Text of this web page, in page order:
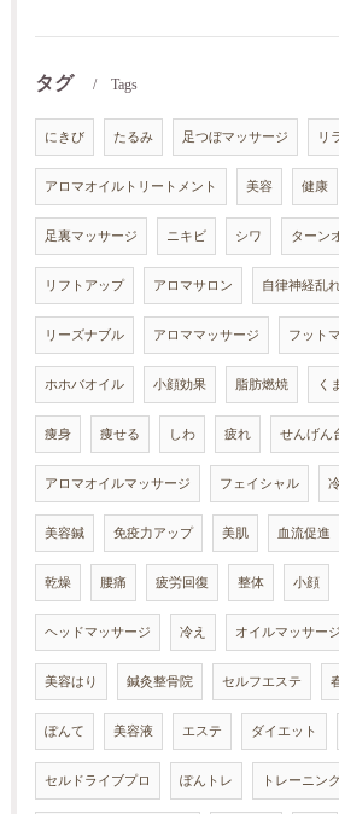
タグ Tags
にきび たるみ 足つぼマッサージ リ
アロマオイルトリートメント 美容 健康
足裏マッサージ ニキビ シワ ターン
リフトアップ アロマサロン 自律神経乱
リーズナブル アロママッサージ フット
ホホバオイル 小顔効果 脂肪燃焼 く
痩身 痩せる しわ 疲れ せんげん
アロマオイルマッサージ フェイシャル
美容鍼 免疫力アップ 美肌 血流促進
乾燥 腰痛 疲労回復 整体 小顔
ヘッドマッサージ 冷え オイルマッサージ
美容はり 鍼灸整骨院 セルフエステ
ぽんて 美容液 エステ ダイエット
セルドライブプロ ぽんトレ トレーニン